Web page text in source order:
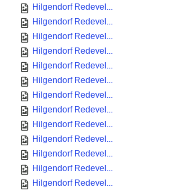
Hilgendorf Redevel...
Hilgendorf Redevel...
Hilgendorf Redevel...
Hilgendorf Redevel...
Hilgendorf Redevel...
Hilgendorf Redevel...
Hilgendorf Redevel...
Hilgendorf Redevel...
Hilgendorf Redevel...
Hilgendorf Redevel...
Hilgendorf Redevel...
Hilgendorf Redevel...
Hilgendorf Redevel...